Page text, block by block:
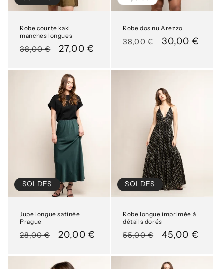
Robe courte kaki
manches longues
Prix
38,00 €
Prix
27,00 €
Robe dos nu Arezzo
Prix
38,00 €
Prix
30,00 €
SOLDES
Jupe longue satinée
Prague
Prix
28,00 €
Prix
20,00 €
SOLDES
Robe longue imprimée à
détails dorés
Prix
55,00 €
Prix
45,00 €